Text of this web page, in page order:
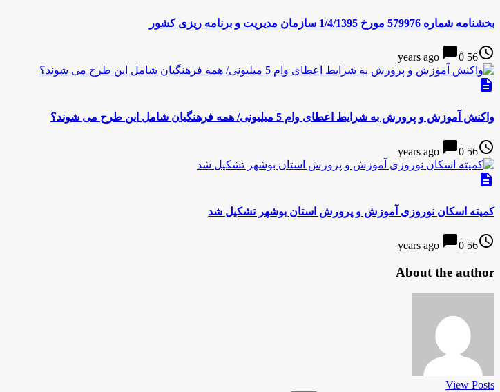
بخشنامه شماره 579976 مورخ 1/4/1395 سازمان مدیریت و برنامه ریزی کشور
access_time
56 years ago
chat_bubble0
description
واکنش آموزش و پرورش به شرایط اعطای وام 5 میلیونی/ همه فرهنگیان شامل این طرح می شوند؟
access_time
56 years ago
chat_bubble0
description
کمیته اسکان نوروزی آموزش و پرورش استان بوشهر تشکیل شد
access_time
56 years ago
chat_bubble0
About the author
View Posts